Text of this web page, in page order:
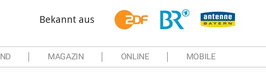
Bekannt aus
MAGAZIN ONLINE MOBILE